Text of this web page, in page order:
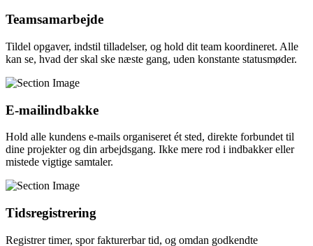
Teamsamarbejde
Tildel opgaver, indstil tilladelser, og hold dit team koordineret. Alle
kan se, hvad der skal ske næste gang, uden konstante statusmøder.
E-mailindbakke
Hold alle kundens e-mails organiseret ét sted, direkte forbundet til
dine projekter og din arbejdsgang. Ikke mere rod i indbakker eller
mistede vigtige samtaler.
Tidsregistrering
Registrer timer, spor fakturerbar tid, og omdan godkendte